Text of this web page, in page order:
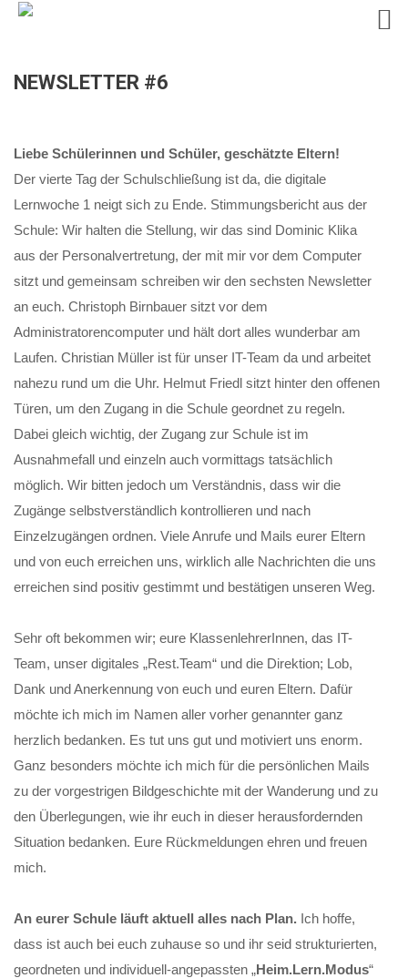
NEWSLETTER #6
Liebe Schülerinnen und Schüler, geschätzte Eltern!
Der vierte Tag der Schulschließung ist da, die digitale
Lernwoche 1 neigt sich zu Ende. Stimmungsbericht aus der
Schule: Wir halten die Stellung, wir das sind Dominic Klika
aus der Personalvertretung, der mit mir vor dem Computer
sitzt und gemeinsam schreiben wir den sechsten Newsletter
an euch. Christoph Birnbauer sitzt vor dem
Administratorencomputer und hält dort alles wunderbar am
Laufen. Christian Müller ist für unser IT-Team da und arbeitet
nahezu rund um die Uhr. Helmut Friedl sitzt hinter den offenen
Türen, um den Zugang in die Schule geordnet zu regeln.
Dabei gleich wichtig, der Zugang zur Schule ist im
Ausnahmefall und einzeln auch vormittags tatsächlich
möglich. Wir bitten jedoch um Verständnis, dass wir die
Zugänge selbstverständlich kontrollieren und nach
Einzelzugängen ordnen. Viele Anrufe und Mails eurer Eltern
und von euch erreichen uns, wirklich alle Nachrichten die uns
erreichen sind positiv gestimmt und bestätigen unseren Weg.
Sehr oft bekommen wir; eure KlassenlehrerInnen, das IT-
Team, unser digitales „Rest.Team“ und die Direktion; Lob,
Dank und Anerkennung von euch und euren Eltern. Dafür
möchte ich mich im Namen aller vorher genannter ganz
herzlich bedanken. Es tut uns gut und motiviert uns enorm.
Ganz besonders möchte ich mich für die persönlichen Mails
zu der vorgestrigen Bildgeschichte mit der Wanderung und zu
den Überlegungen, wie ihr euch in dieser herausfordernden
Situation bedanken. Eure Rückmeldungen ehren und freuen
mich.
An eurer Schule läuft aktuell alles nach Plan. Ich hoffe,
dass ist auch bei euch zuhause so und ihr seid strukturierten,
geordneten und individuell-angepassten „Heim.Lern.Modus“